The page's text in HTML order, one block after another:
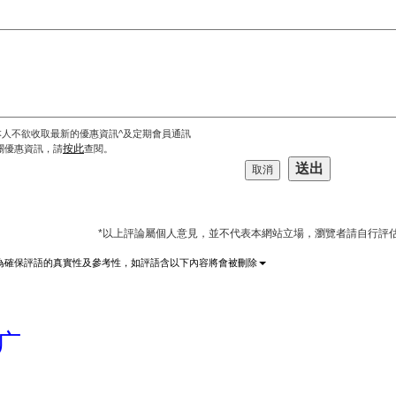
人不欲收取最新的優惠資訊^及定期會員通訊
優惠資訊，請按此查閱。
*以上評論屬個人意見，並不代表本網站立場，瀏覽者請自行評
確保評語的真實性及參考性，如評語含以下內容將會被刪除